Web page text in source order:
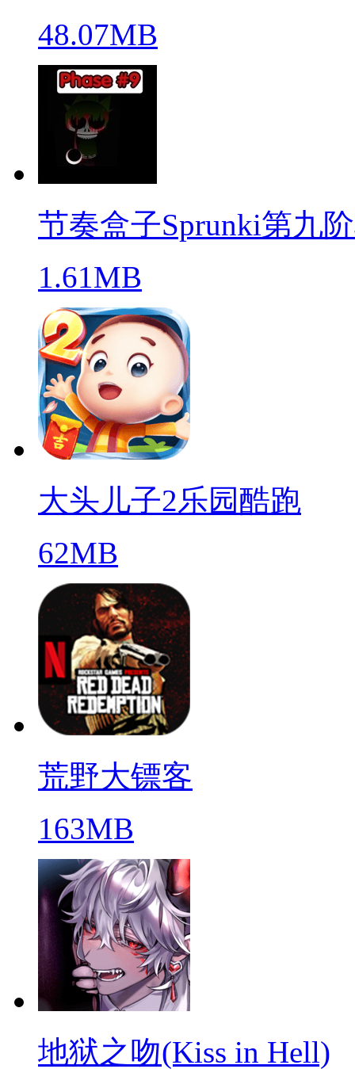
48.07MB
节奏盒子Sprunki第九
1.61MB
大头儿子2乐园酷跑
62MB
荒野大镖客
163MB
地狱之吻(Kiss in Hell)